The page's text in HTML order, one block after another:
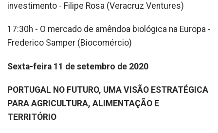
investimento - Filipe Rosa (Veracruz Ventures)
17:30h - O mercado de amêndoa biológica na Europa -
Frederico Samper (Biocomércio)
Sexta-feira 11 de setembro de 2020
PORTUGAL NO FUTURO, UMA VISÃO ESTRATÉGICA
PARA AGRICULTURA, ALIMENTAÇÃO E
TERRITÓRIO